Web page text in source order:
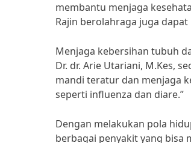
membantu menjaga
Rajin berolahraga juga
Menjaga kebersihan tubuh
Dr. dr. Arie Utariani, M.Kes,
mandi teratur dan menjaga
seperti influenza dan diare.”
Dengan melakukan pola
berbagai penyakit yang bisa